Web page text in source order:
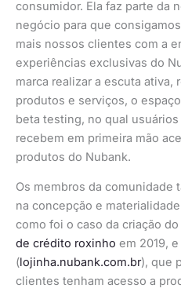
consumidor. Ela faz parte da
negócio para que
mais nossos clientes com a
experiências exclusivas do
marca realizar a escuta ativa,
produtos e serviços, o
beta testing, no qual
recebem em primeira mão
produtos do Nubank.
Os membros da comunidade
na concepção e
como foi o caso da criação do
de crédito roxinho em 2019, e
(lojinha.nubank.com.br), que
clientes tenham acesso a